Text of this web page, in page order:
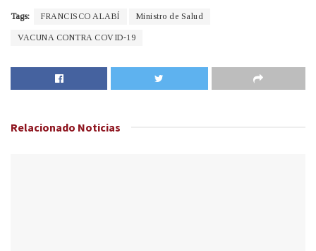
Tags: FRANCISCO ALABÍ Ministro de Salud
VACUNA CONTRA COVID-19
Relacionado Noticias